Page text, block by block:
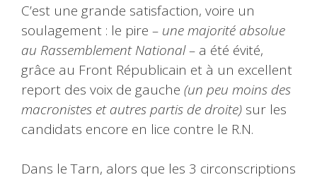
C’est une grande satisfaction, voire un
soulagement : le pire – une majorité absolue
au Rassemblement National – a été évité,
grâce au Front Républicain et à un excellent
report des voix de gauche (un peu moins des
macronistes et autres partis de droite) sur les
candidats encore en lice contre le R.N.
Dans le Tarn, alors que les 3 circonscriptions